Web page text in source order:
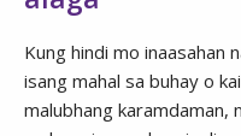
Kung hindi mo inaasahan
isang mahal sa buhay o
malubhang karamdaman,